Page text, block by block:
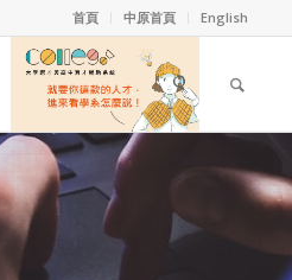
首頁 中原首頁 English